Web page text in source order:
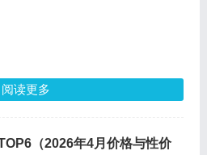
阅读更多
（2026年4月价格与性价